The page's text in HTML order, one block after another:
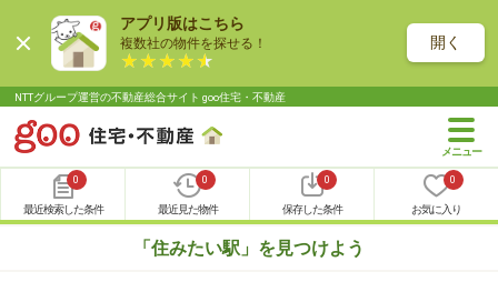
アプリ版はこちら
複数社の物件を探せる！ 開く
NTTグループ運営の不動産総合サイト goo住宅・不動産
0
最近検索した条件
0
最近見た物件
0
保存した条件
0
お気に入り
「住みたい駅」を見つけよう